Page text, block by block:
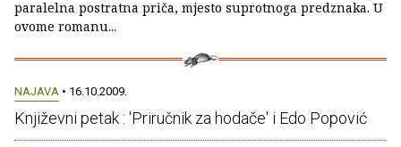
paralelna postratna priča, mjesto suprotnoga predznaka. U
ovome romanu...
NAJAVA • 16.10.2009.
Književni petak : 'Priručnik za hodače' i Edo Popović